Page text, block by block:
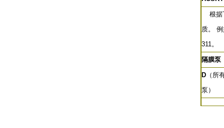
根据
质。
311。
隔膜泵
D （所
泵）